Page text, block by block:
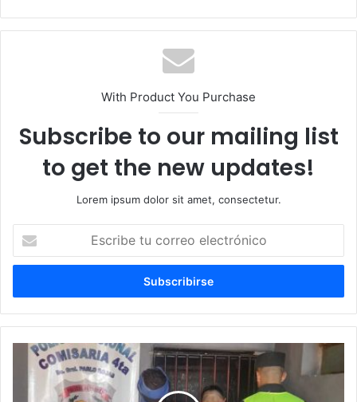
With Product You Purchase
Subscribe to our mailing list
to get the new updates!
Lorem ipsum dolor sit amet, consectetur.
correo